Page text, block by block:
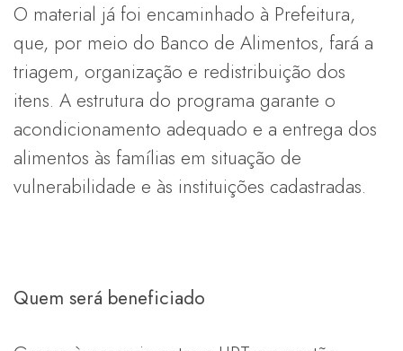
O material já foi encaminhado à Prefeitura,
que, por meio do Banco de Alimentos, fará a
triagem, organização e redistribuição dos
itens. A estrutura do programa garante o
acondicionamento adequado e a entrega dos
alimentos às famílias em situação de
vulnerabilidade e às instituições cadastradas.
Quem será beneficiado